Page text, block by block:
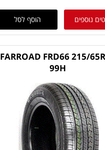
נוספים הוסף לסל
FARROAD FRD66 215/
99H